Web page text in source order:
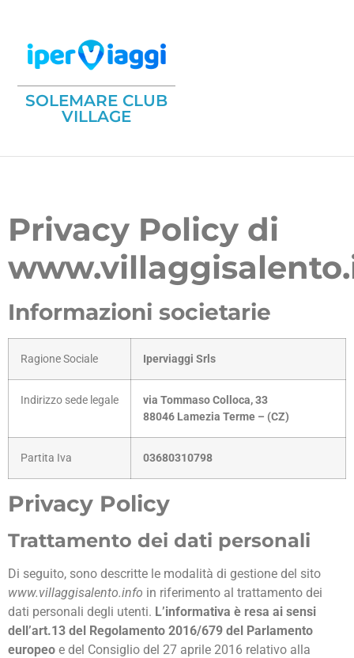
SOLEMARE CLUB
VILLAGE
Privacy Policy di
Informazioni societarie
Ragione Sociale Iperviaggi Srls
Indirizzo sede legale
via Tommaso Colloca, 33
88046 Lamezia Terme – (CZ)
Partita Iva 03680310798
Privacy Policy
Trattamento dei dati personali
Di seguito, sono descritte le modalità di gestione del sito
www.villaggisalento.info in riferimento al trattamento dei
dati personali degli utenti. L’informativa è resa ai sensi
dell’art.13 del Regolamento 2016/679 del Parlamento
europeo e del Consiglio del 27 aprile 2016 relativo alla